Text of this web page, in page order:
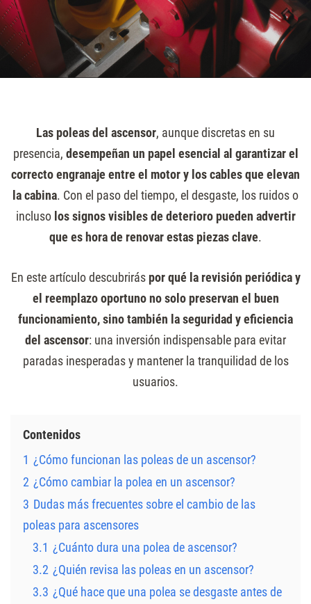
Las poleas del ascensor, aunque discretas en su
presencia, desempeñan un papel esencial al garantizar el
correcto engranaje entre el motor y los cables que elevan
la cabina. Con el paso del tiempo, el desgaste, los ruidos o
incluso los signos visibles de deterioro pueden advertir
que es hora de renovar estas piezas clave.
En este artículo descubrirás por qué la revisión periódica y
el reemplazo oportuno no solo preservan el buen
funcionamiento, sino también la seguridad y eficiencia
del ascensor: una inversión indispensable para evitar
paradas inesperadas y mantener la tranquilidad de los
usuarios.
Contenidos
1 ¿Cómo funcionan las poleas de un ascensor?
2 ¿Cómo cambiar la polea en un ascensor?
3 Dudas más frecuentes sobre el cambio de las
poleas para ascensores
3.1 ¿Cuánto dura una polea de ascensor?
3.2 ¿Quién revisa las poleas en un ascensor?
3.3 ¿Qué hace que una polea se desgaste antes de